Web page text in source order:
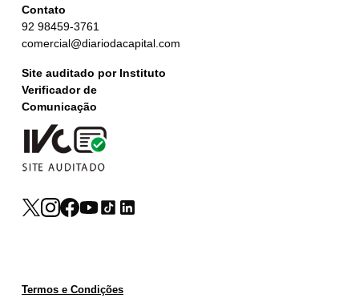
Contato
92 98459-3761
comercial@diariodacapital.com
Site auditado por Instituto
Verificador de
Comunicação
Termos e Condições